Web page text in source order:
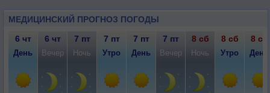
МЕДИЦИНСКИЙ ПРОГНОЗ ПОГОДЫ
6 чт 6 чт 7 пт 7 пт 7 пт 7 пт 8 сб 8 сб 8 сб
День Вечер Ночь Утро День Вечер Ночь Утро День